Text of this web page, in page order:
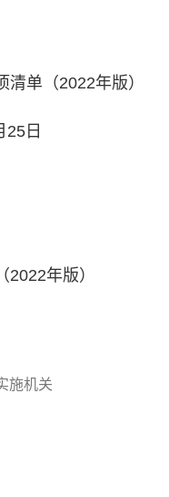
清单（2022年版）
日
年版）
施机关